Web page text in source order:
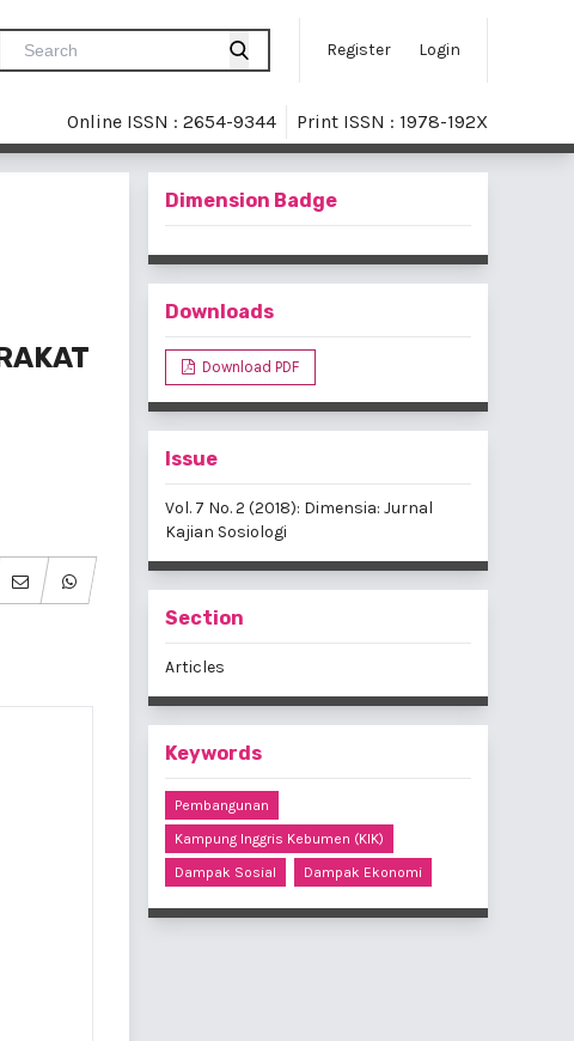
Register Login
Online ISSN : 2654-9344 Print ISSN : 1978-192X
Dimension Badge
Downloads
Download PDF
Issue
Vol. 7 No. 2 (2018): Dimensia: Jurnal
Kajian Sosiologi
Section
Articles
Keywords
Pembangunan
Kampung Inggris Kebumen (KIK)
Dampak Sosial
Dampak Ekonomi